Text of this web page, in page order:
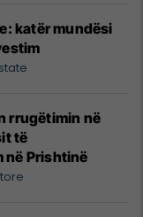
katër mundësi
rrugëtimin në
të
në Prishtinë